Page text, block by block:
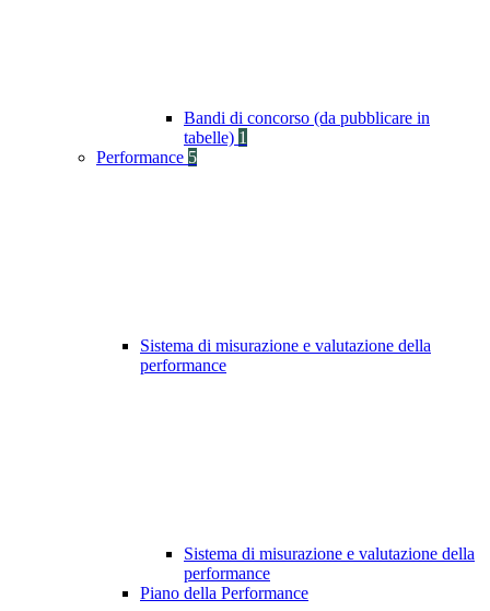
Bandi di concorso (da pubblicare in
tabelle) 1
Performance 5
Sistema di misurazione e valutazione della
performance
Sistema di misurazione e valutazione della
performance
Piano della Performance